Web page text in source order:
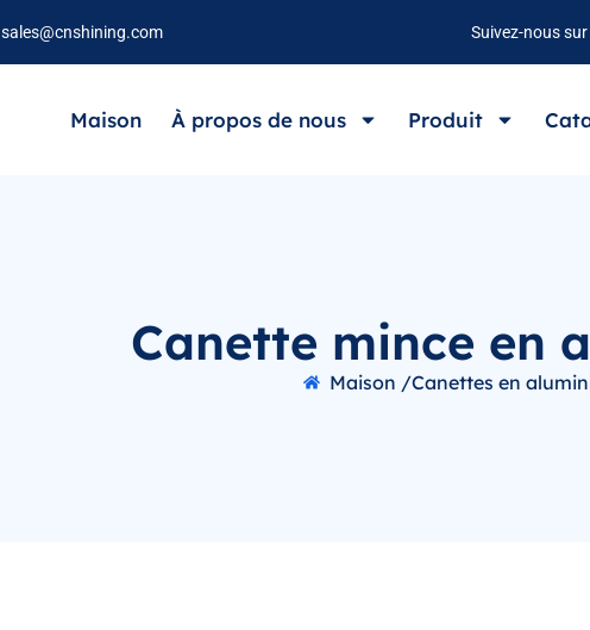
sales@cnshining.com Suivez-nous sur
Maison À propos de nous Produit
Canette mince en
Maison /Canettes en